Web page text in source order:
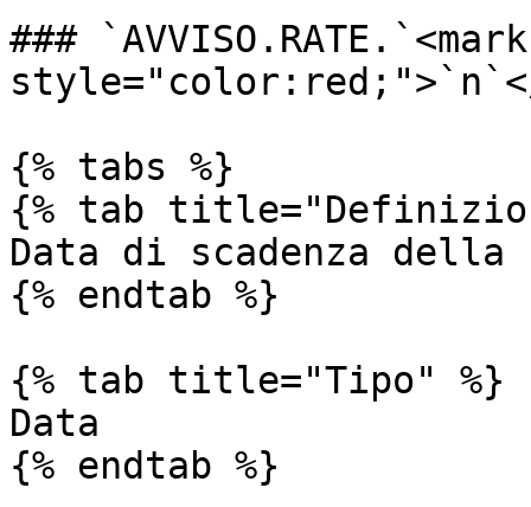
### `AVVISO.RATE.`<mark
style="color:red;">`n`</
{% tabs %}
{% tab
Data di scadenza della
{% endtab %}
{% tab title="Tipo" %}
Data
{% endtab %}